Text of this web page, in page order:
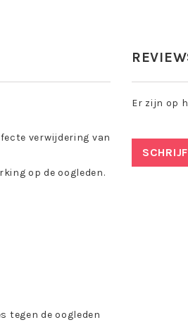
verwijdering van
op de oogleden.
tegen de oogleden
Er zijn op